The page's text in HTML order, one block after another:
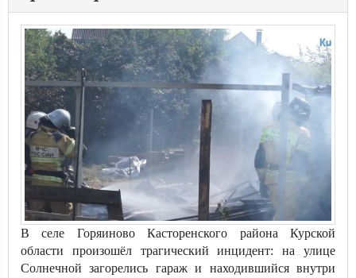
В селе Горяиново Касторенского района Курской
области произошёл трагический инцидент: на улице
Солнечной загорелись гараж и находившийся внутри